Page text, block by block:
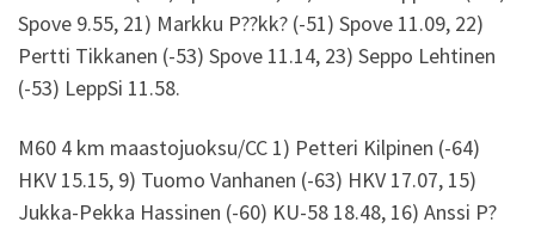
Spove 9.55, 21) Markku P??kk? (-51) Spove 11.09, 22)
Pertti Tikkanen (-53) Spove 11.14, 23) Seppo Lehtinen
(-53) LeppSi 11.58.
M60 4 km maastojuoksu/CC 1) Petteri Kilpinen (-64)
HKV 15.15, 9) Tuomo Vanhanen (-63) HKV 17.07, 15)
Jukka-Pekka Hassinen (-60) KU-58 18.48, 16) Anssi P?